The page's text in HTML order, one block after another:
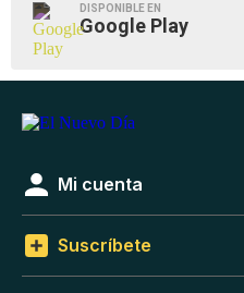
DISPONIBLE EN
Google Play
Mi cuenta
Suscríbete